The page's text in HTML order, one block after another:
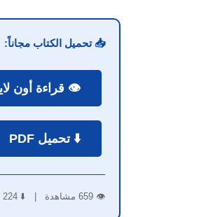
📥 تحميل الكتاب مجاناً:
👁️ قراءة أون
⬇️ تحميل PDF
👁️ 659 مشاهدة | ⬇️ 224 تحميل